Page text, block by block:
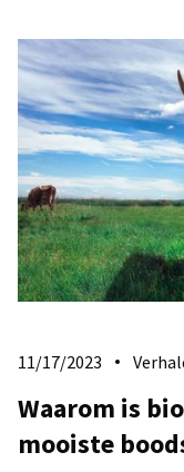
11/17/2023
Waarom is
mooiste